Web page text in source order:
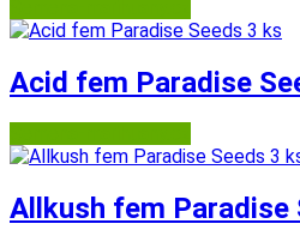
Acid fem Paradise
Allkush fem Paradise